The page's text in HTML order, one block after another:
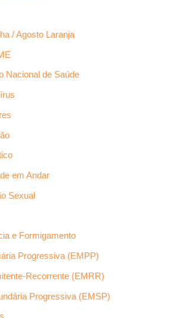
/ Agosto Laranja
Nacional de Saúde
em Andar
Sexual
e Formigamento
Progressiva (EMPP)
Recorrente (EMRR)
Progressiva (EMSP)